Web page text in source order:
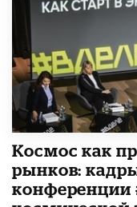
Космос как
рынков:
конференции